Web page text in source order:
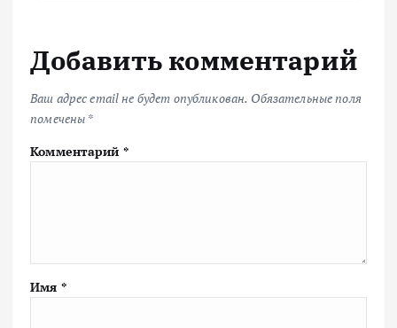
Добавить комментарий
Ваш адрес email не будет опубликован. Обязательные поля
помечены *
Комментарий *
Имя *